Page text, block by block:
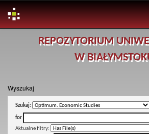
REPOZYTORIUM
W
Wyszukaj
Szukaj:
for
Aktualne filtry: